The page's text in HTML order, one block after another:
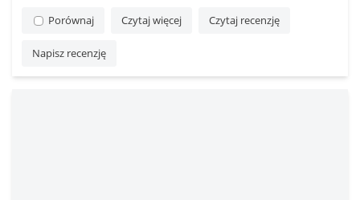
Porównaj Czytaj więcej Czytaj recenzję
Napisz recenzję